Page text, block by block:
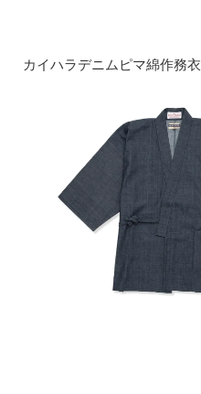
カイハラデニムピマ綿作務衣